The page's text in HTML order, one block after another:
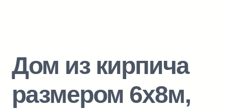
Дом из кирпича
размером 6х8м,